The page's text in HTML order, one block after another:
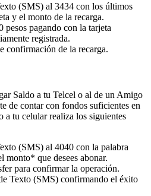
(SMS) al 3434 con los últimos
y el monto de la recarga.
pesos pagando con la tarjeta
registrada.
confirmación de la recarga.
Saldo a tu Telcel o al de un Amigo
de contar con fondos suficientes en
a tu celular realiza los siguientes
(SMS) al 4040 con la palabra
que desees abonar.
para confirmar la operación.
Texto (SMS) confirmando el éxito